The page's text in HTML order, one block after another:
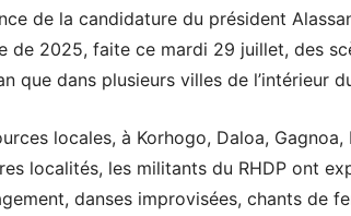
de la candidature du président
de 2025, faite ce mardi 29 juillet, des
que dans plusieurs villes de l’intérieur
locales, à Korhogo, Daloa, Gagnoa,
localités, les militants du RHDP ont
danses improvisées, chants de